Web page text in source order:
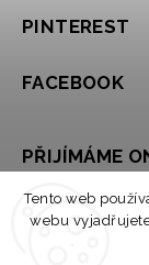
Tento web
webu
PINTEREST
FACEBOOK
PŘIJÍMÁME